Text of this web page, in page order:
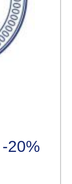
-20%